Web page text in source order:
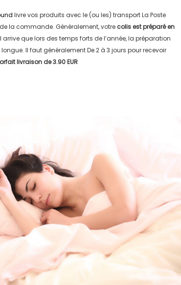
livre vos produits avec le (ou les) transportLa Poste
la commande. Généralement, votre colis est préparé en
arrive que lors des temps forts de l’année, la préparation
Il faut généralementDe 2 à 3 jours pour recevoir
livraison de3.90 EUR